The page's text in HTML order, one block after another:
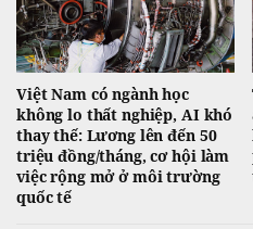
Việt Nam có ngành học
không lo thất nghiệp, AI khó
thay thế: Lương lên đến 50
triệu đồng/tháng, cơ hội làm
việc rộng mở ở môi trường
quốc tế